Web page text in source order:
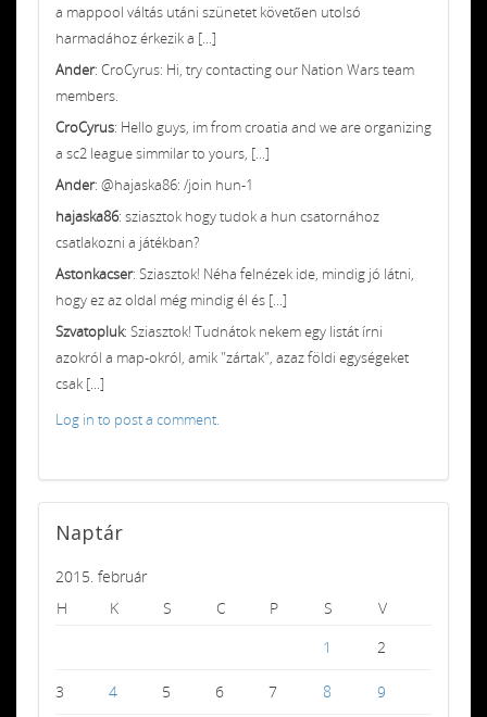
a mappool váltás utáni szünetet követően utolsó
harmadához érkezik a [...]
Ander: CroCyrus: Hi, try contacting our Nation Wars team
members.
CroCyrus: Hello guys, im from croatia and we are organizing
a sc2 league simmilar to yours, [...]
Ander: @hajaska86: /join hun-1
hajaska86: sziasztok hogy tudok a hun csatornához
csatlakozni a játékban?
Astonkacser: Sziasztok! Néha felnézek ide, mindig jó látni,
hogy ez az oldal még mindig él és [...]
Szvatopluk: Sziasztok! Tudnátok nekem egy listát írni
azokról a map-okról, amik "zártak", azaz földi egységeket
csak [...]
Log in to post a comment.
Naptár
2015. február
H
K S C P S
V
1
2
3 4 5 6 7 8 9